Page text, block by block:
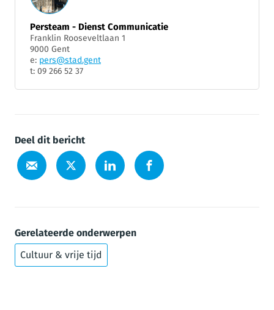
Persteam - Dienst Communicatie
Franklin Rooseveltlaan 1
9000 Gent
e: pers@stad.gent
t: 09 266 52 37
Deel dit bericht
Gerelateerde onderwerpen
Cultuur & vrije tijd